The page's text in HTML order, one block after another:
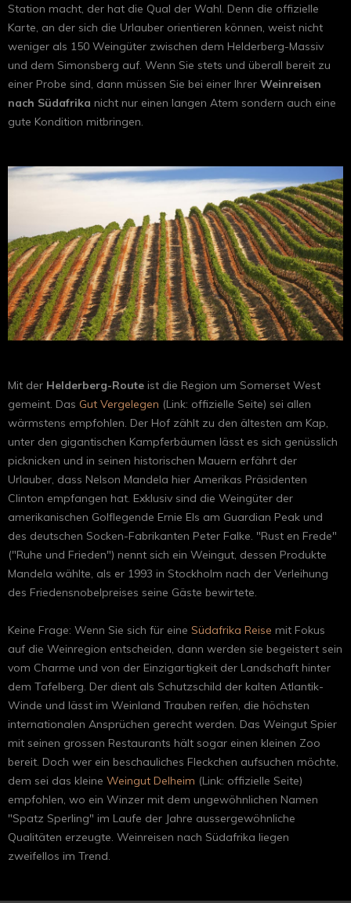
Station macht, der hat die Qual der Wahl. Denn die offizielle
Karte, an der sich die Urlauber orientieren können, weist nicht
weniger als 150 Weingüter zwischen dem Helderberg-Massiv
und dem Simonsberg auf. Wenn Sie stets und überall bereit zu
einer Probe sind, dann müssen Sie bei einer Ihrer Weinreisen
nach Südafrika nicht nur einen langen Atem sondern auch eine
gute Kondition mitbringen.
Mit der Helderberg-Route ist die Region um Somerset West
gemeint. Das Gut Vergelegen (Link: offizielle Seite) sei allen
wärmstens empfohlen. Der Hof zählt zu den ältesten am Kap,
unter den gigantischen Kampferbäumen lässt es sich genüsslich
picknicken und in seinen historischen Mauern erfährt der
Urlauber, dass Nelson Mandela hier Amerikas Präsidenten
Clinton empfangen hat. Exklusiv sind die Weingüter der
amerikanischen Golflegende Ernie Els am Guardian Peak und
des deutschen Socken-Fabrikanten Peter Falke. "Rust en Frede"
("Ruhe und Frieden") nennt sich ein Weingut, dessen Produkte
Mandela wählte, als er 1993 in Stockholm nach der Verleihung
des Friedensnobelpreises seine Gäste bewirtete.
Keine Frage: Wenn Sie sich für eine Südafrika Reise mit Fokus
auf die Weinregion entscheiden, dann werden sie begeistert sein
vom Charme und von der Einzigartigkeit der Landschaft hinter
dem Tafelberg. Der dient als Schutzschild der kalten Atlantik-
Winde und lässt im Weinland Trauben reifen, die höchsten
internationalen Ansprüchen gerecht werden. Das Weingut Spier
mit seinen grossen Restaurants hält sogar einen kleinen Zoo
bereit. Doch wer ein beschauliches Fleckchen aufsuchen möchte,
dem sei das kleine Weingut Delheim (Link: offizielle Seite)
empfohlen, wo ein Winzer mit dem ungewöhnlichen Namen
"Spatz Sperling" im Laufe der Jahre aussergewöhnliche
Qualitäten erzeugte. Weinreisen nach Südafrika liegen
zweifellos im Trend.